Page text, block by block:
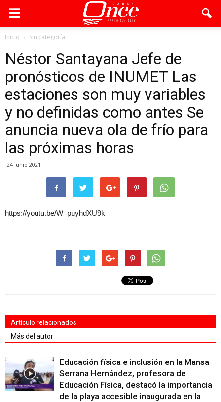
Inicio Sin categoría
Néstor Santayana Jefe de
pronósticos de INUMET Las
estaciones son muy variables
y no definidas como antes Se
anuncia nueva ola de frío para
las próximas horas
24 junio 2021
https://youtu.be/W_puyhdXU9k
Artículo relacionados
Más del autor
Educación física e inclusión en la Mansa
Serrana Hernández, profesora de
Educación Física, destacó la importancia
de la playa accesible inaugurada en la